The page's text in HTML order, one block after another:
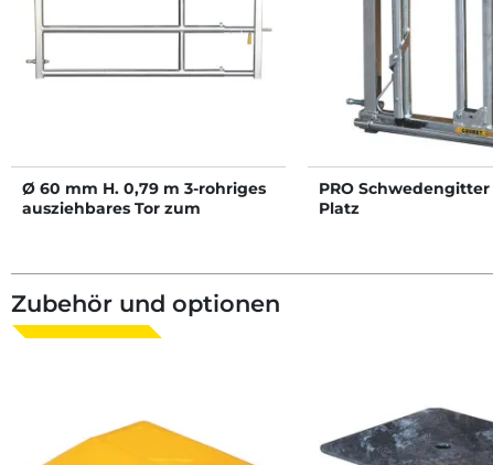
Ø 60 mm H. 0,79 m 3-rohriges
ausziehbares Tor zum
PRO Schwedengitter
Platz
Zubehör und optionen